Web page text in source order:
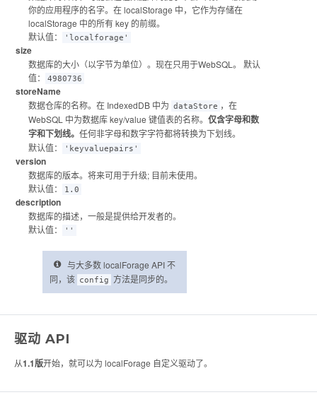
你的应用程序的名字。在 localStorage 中，它作为存储在
localStorage 中的所有 key 的前缀。
默认值：
'localforage'
size
数据库的大小（以字节为单位）。现在只用于WebSQL。 默认
值：
4980736
storeName
数据仓库的名称。在 IndexedDB 中为 dataStore ，在
WebSQL 中为数据库 key/value 键值表的名称。 仅含字母和数
字和下划线。 任何非字母和数字字符都将转换为下划线。
默认值：
'keyvaluepairs'
version
数据库的版本。将来可用于升级; 目前未使用。
默认值：
1.0
description
数据库的描述，一般是提供给开发者的。
默认值：
''
与大多数 localForage API 不
同，该 config 方法是同步的。
驱动 API
从1.1版开始，就可以为 localForage 自定义驱动了。